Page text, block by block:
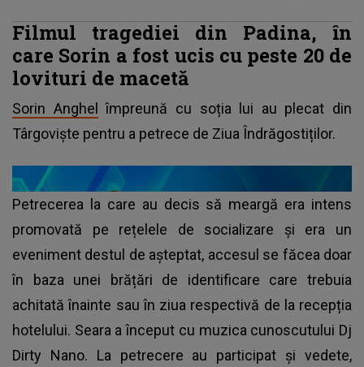
Filmul tragediei din Padina, în
care Sorin a fost ucis cu peste 20 de
lovituri de macetă
Sorin Anghel împreună cu soția lui au plecat din
Târgoviște pentru a petrece de Ziua Îndrăgostiților.
Petrecerea la care au decis să meargă era intens
promovată pe rețelele de socializare și era un
eveniment destul de așteptat, accesul se făcea doar
în baza unei brățări de identificare care trebuia
achitată înainte sau în ziua respectivă de la recepția
hotelului. Seara a început cu muzica cunoscutului Dj
Dirty Nano. La petrecere au participat și vedete,